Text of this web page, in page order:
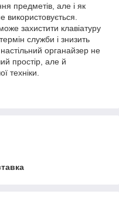
предметів, але і як
використовується.
захистити клавіатуру
служби і знизить
органайзер не
простір, але й
техніки.